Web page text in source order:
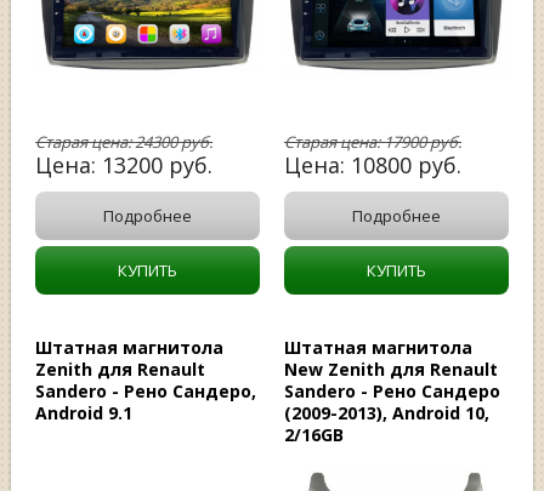
Старая цена:24300руб.
Цена: 13200 руб.
Подробнее
КУПИТЬ
Старая цена:17900руб.
Цена: 10800 руб.
Подробнее
КУПИТЬ
Штатная магнитола
Zenith для Renault
Sandero - Рено Сандеро,
Android 9.1
Штатная магнитола
New Zenith для Renault
Sandero - Рено Сандеро
(2009-2013), Android 10,
2/16GB